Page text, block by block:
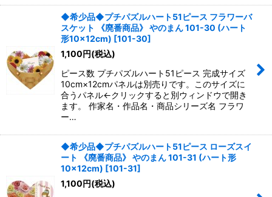
◆希少品◆プチパズルハート51ピース フラワーバ
スケット 《廃番商品》 やのまん 101-30 (ハート
形10×12cm) [101-30]
1,100円(税込)
ピース数 プチパズルハート51ピース 完成サイズ
10cm×12cmパネルは別売りです。このサイズに
合うパネル←クリックすると別ウィンドウで開き
ます。 作家名・作品名・商品シリーズ名 フラワ
ー…
◆希少品◆プチパズルハート51ピース ローズスイ
ート 《廃番商品》 やのまん 101-31 (ハート形
10×12cm) [101-31]
1,100円(税込)